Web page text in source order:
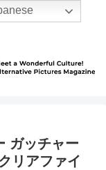
ガッチャー
リアファイ